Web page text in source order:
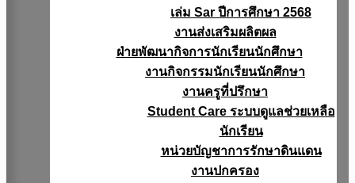
เล่ม Sar ปีการศึกษา 2568
งานส่งเสริมผลิตผล
ฝ่ายพัฒนากิจการนักเรียนนักศึกษา
งานกิจกรรมนักเรียนนักศึกษา
งานครูที่ปรึกษา
Student Care ระบบดูแลช่วยเหลือ
นักเรียน
หน่วยบัญชาการรักษาดินแดน
งานปกครอง